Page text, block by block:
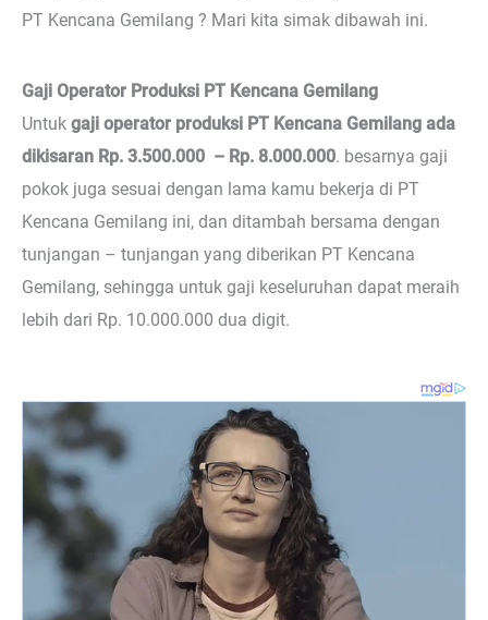
PT Kencana Gemilang ? Mari kita simak dibawah ini.
Gaji Operator Produksi PT Kencana Gemilang
Untuk gaji operator produksi PT Kencana Gemilang ada
dikisaran Rp. 3.500.000 – Rp. 8.000.000. besarnya gaji
pokok juga sesuai dengan lama kamu bekerja di PT
Kencana Gemilang ini, dan ditambah bersama dengan
tunjangan – tunjangan yang diberikan PT Kencana
Gemilang, sehingga untuk gaji keseluruhan dapat meraih
lebih dari Rp. 10.000.000 dua digit.